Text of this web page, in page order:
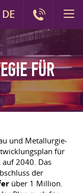
FÜR
und Metallurgie-
für
2040. Das
der
über 1 Million.
DE